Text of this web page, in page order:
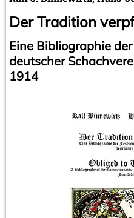
Der Tradition
Eine Bibliographie
deutscher
1914